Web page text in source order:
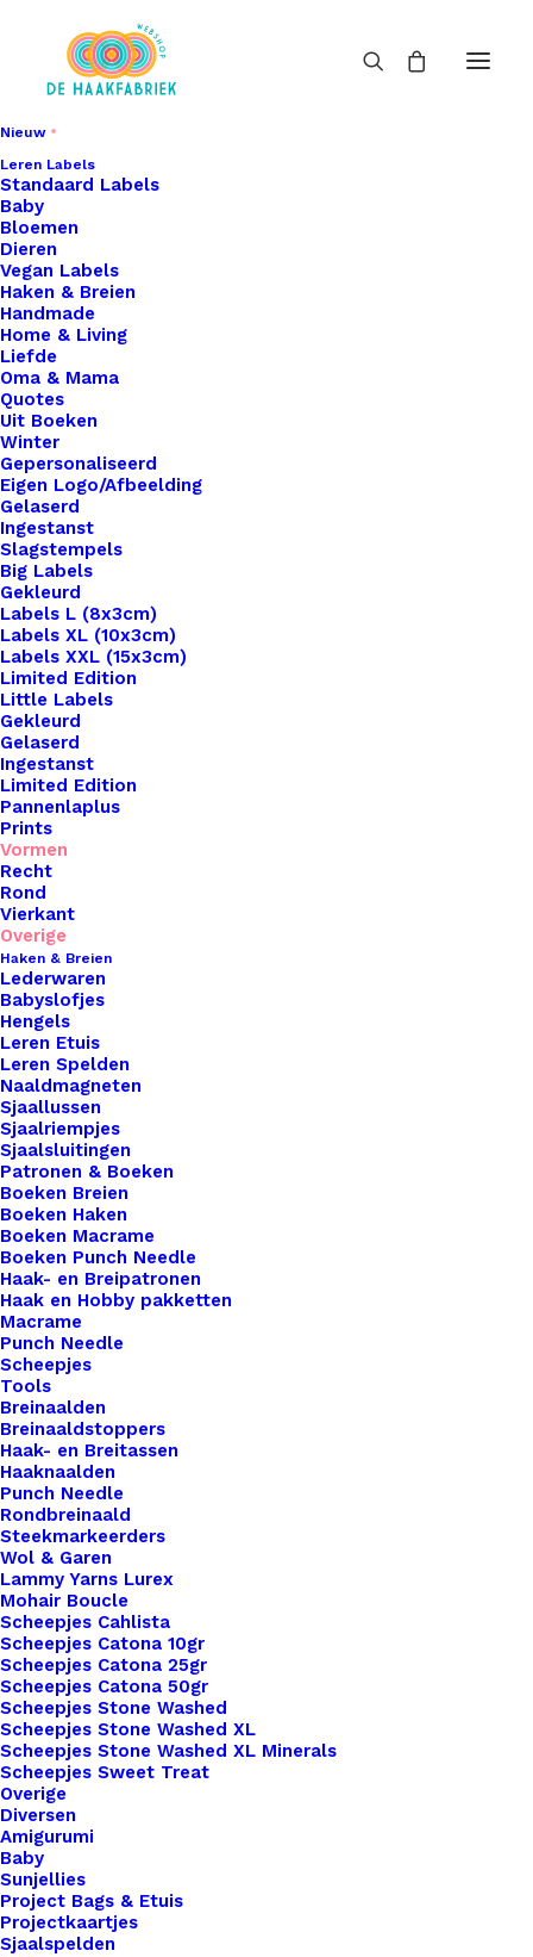
Nieuw
Leren Labels
Standaard Labels
Baby
Bloemen
Dieren
Vegan Labels
Haken & Breien
Handmade
Home & Living
Liefde
Oma & Mama
Quotes
Uit Boeken
Winter
Gepersonaliseerd
Eigen Logo/Afbeelding
Gelaserd
Ingestanst
Slagstempels
Big Labels
Gekleurd
Labels L (8x3cm)
Labels XL (10x3cm)
Labels XXL (15x3cm)
Limited Edition
Little Labels
Gekleurd
Gelaserd
Ingestanst
Limited Edition
Pannenlaplus
Prints
Vormen
Recht
Rond
Vierkant
Overige
Haken & Breien
Lederwaren
Babyslofjes
Hengels
Leren Etuis
Leren Spelden
Naaldmagneten
Sjaallussen
Sjaalriempjes
Sjaalsluitingen
Patronen & Boeken
Boeken Breien
Boeken Haken
Boeken Macrame
Boeken Punch Needle
Haak- en Breipatronen
Haak en Hobby pakketten
Macrame
Punch Needle
Scheepjes
Tools
Breinaalden
Breinaaldstoppers
Haak- en Breitassen
Haaknaalden
Punch Needle
Rondbreinaald
Steekmarkeerders
Wol & Garen
Lammy Yarns Lurex
Mohair Boucle
Scheepjes Cahlista
Scheepjes Catona 10gr
Scheepjes Catona 25gr
Scheepjes Catona 50gr
Scheepjes Stone Washed
Scheepjes Stone Washed XL
Scheepjes Stone Washed XL Minerals
Scheepjes Sweet Treat
Overige
Diversen
Amigurumi
Baby
Sunjellies
Project Bags & Etuis
Projectkaartjes
Sjaalspelden
Home Leren Labels
Leren Strikje
Antraciet
€
Breng een vleugje persoonlijkheid en
vakmanschap aan je handgemaakte creaties met
onze prachtige leren labels van De Haakfabriek!
Beschikbaar in een verscheidenheid aan vormen,
waaronder rond, vierkant, sterren, hartjes en
meer, voegen onze labels een unieke en
professionele afwerking toe aan al je gehaakte of
gebreide creaties. Onze hoogwaardige leren
labels zijn de perfecte keuze om je creativiteit te
benadrukken en je werk te onderscheiden. Elk
label is zorgvuldig vervaardigd met oog voor detail
en vakmanschap, en ze zijn eenvoudig te
bevestigen aan je projecten voor een blijvende
indruk. Maak je handgemaakte items nog specialer
met onze leren labels van De Haakfabriek. Strikje
4cm breed
20 op voorraad
Leren
Strikje
Antraciet
aantal
Toevoegen aan winkelwagen
Toevoegen aan verlanglijst
Artikelnummer
59747066_leren_strikje_antraciet
Categorie
Leren Labels,Vormen
Binnen 1-3 werkdagen verzonden
Unieke en kwaliteitsproducten